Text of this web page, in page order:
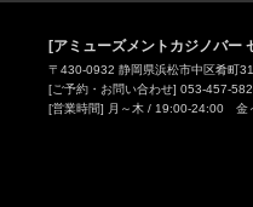
[アミューズメントカジノバー
〒430-0932 静岡県浜松市中区肴町
[ご予約・お問い合わせ] 053-457-
[営業時間] 月～木 / 19:00-24:00